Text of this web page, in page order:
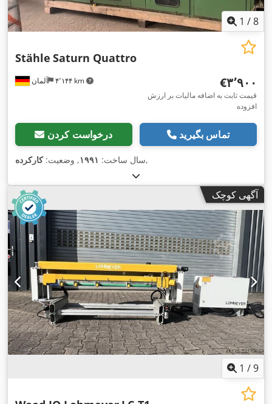
1 /8
آلمان ۴٬۱۴۴ km
Stähle Saturn Quattro
‎€۳٬۹۰۰
قیمت ثابت به اضافه مالیات بر ارزش
افزوده
درخواست کردن تماس بگیرید
سال ساخت: ۱۹۹۱, وضعیت:کارکرده ,
آگهی کوچک
1 /9